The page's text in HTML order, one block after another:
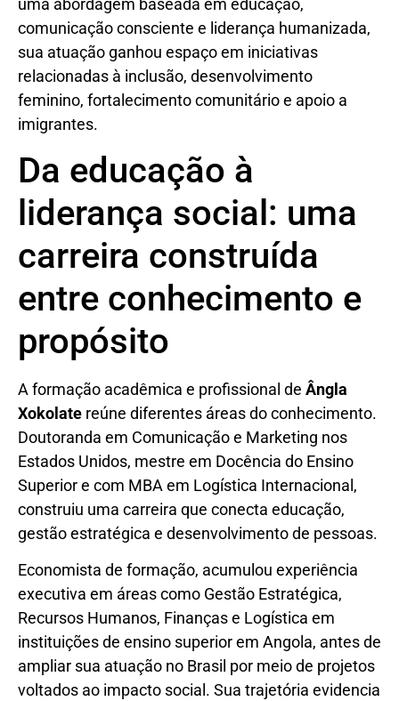
uma abordagem baseada em educação,
comunicação consciente e liderança humanizada,
sua atuação ganhou espaço em iniciativas
relacionadas à inclusão, desenvolvimento
feminino, fortalecimento comunitário e apoio a
imigrantes.
Da educação à
liderança social: uma
carreira construída
entre conhecimento e
propósito
A formação acadêmica e profissional de Ângla
Xokolate reúne diferentes áreas do conhecimento.
Doutoranda em Comunicação e Marketing nos
Estados Unidos, mestre em Docência do Ensino
Superior e com MBA em Logística Internacional,
construiu uma carreira que conecta educação,
gestão estratégica e desenvolvimento de pessoas.
Economista de formação, acumulou experiência
executiva em áreas como Gestão Estratégica,
Recursos Humanos, Finanças e Logística em
instituições de ensino superior em Angola, antes de
ampliar sua atuação no Brasil por meio de projetos
voltados ao impacto social. Sua trajetória evidencia